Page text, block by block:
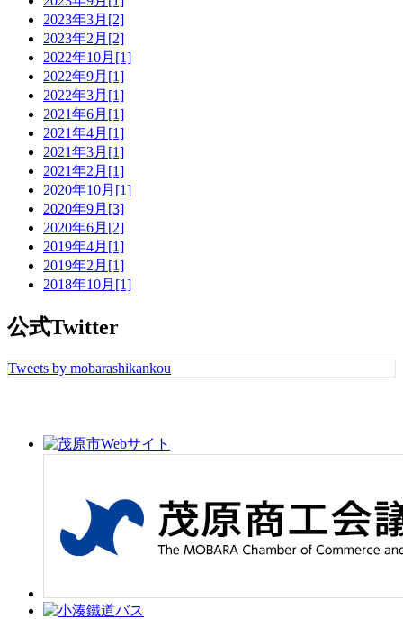
2023年3月[2]
2023年2月[2]
2022年10月[1]
2022年9月[1]
2022年3月[1]
2021年6月[1]
2021年4月[1]
2021年3月[1]
2021年2月[1]
2020年10月[1]
2020年9月[3]
2020年6月[2]
2019年4月[1]
2019年2月[1]
2018年10月[1]
公式Twitter
Tweets by mobarashikankou